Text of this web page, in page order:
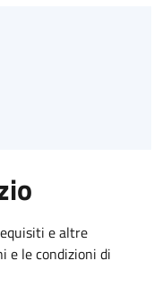
e altre
e le condizioni di